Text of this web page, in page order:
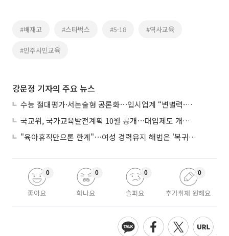
#배재고 #스타벅스 #5·18 #역사교육
#민주시민교육
강문정 기자의 주요 뉴스
수능 절대평가·서논술형 공론화⋯입시업계 “변별력·사교육 대책 먼저”
국교위, 국가교육발전계획 10월 공개⋯대입제도 개편 공론화 추진
"육아휴직만으론 한계"⋯여성 경력유지 해법은 '복귀 후 유연근무’
좋아요
0
화나요
0
슬퍼요
0
추가취재 원해요
0